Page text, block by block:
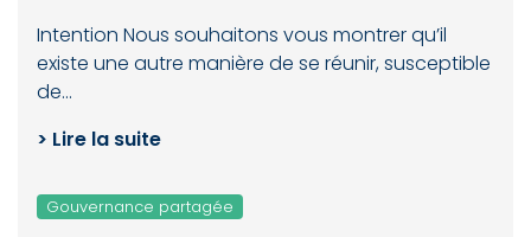
Intention Nous souhaitons vous montrer qu’il
existe une autre manière de se réunir, susceptible
de…
> Lire la suite
Gouvernance partagée